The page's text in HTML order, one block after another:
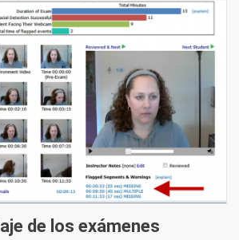
de los exámenes